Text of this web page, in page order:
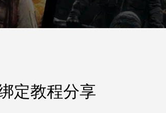
定教程分享